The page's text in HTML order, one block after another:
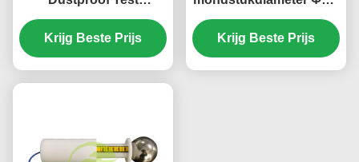
Chamber with
Programmable Control
System for IP5X & IP6X
Krijg Beste Prijs
mm/Φ12,5 mm IEC60529
Krijg Beste Prijs